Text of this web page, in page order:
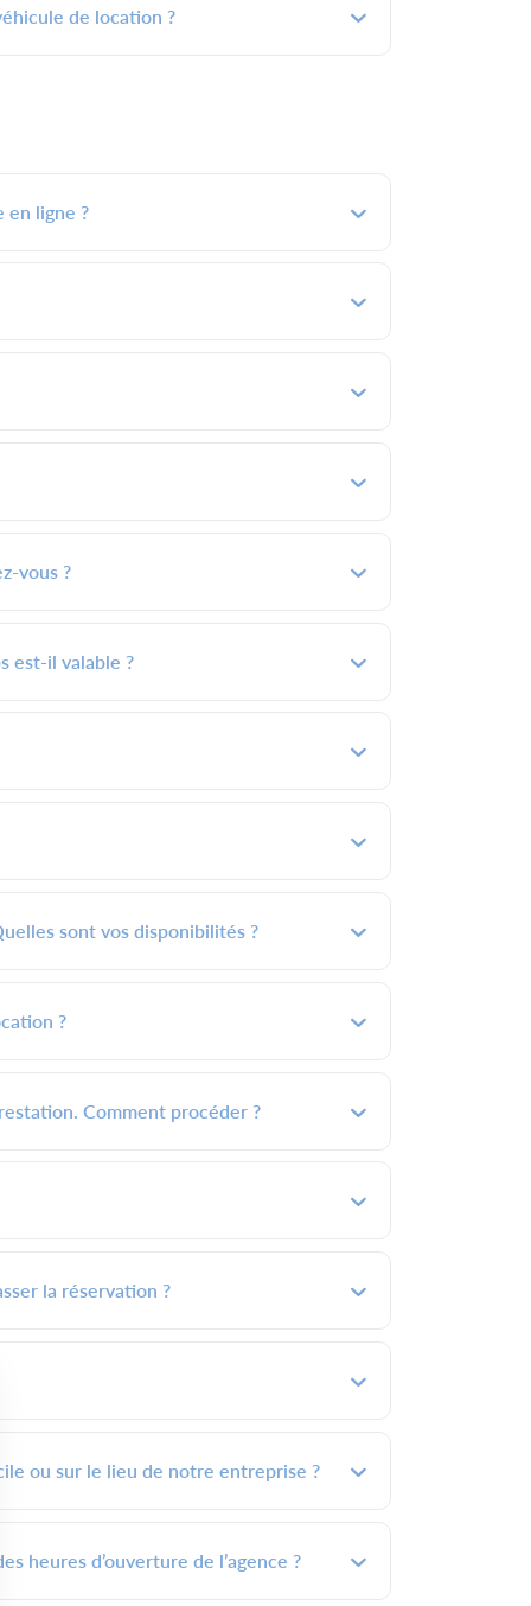
de location ?
en ligne ?
vous ?
est-il valable ?
sont vos disponibilités ?
?
Comment procéder ?
la réservation ?
ou sur le lieu de notre entreprise ?
heures d’ouverture de l’agence ?